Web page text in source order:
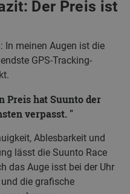
Der Preis ist
In meinen Augen ist die
GPS-Tracking-
Preis hat Suunto der
verpasst.
Ablesbarkeit und
lässt die Suunto Race
das Auge isst bei der Uhr
die grafische